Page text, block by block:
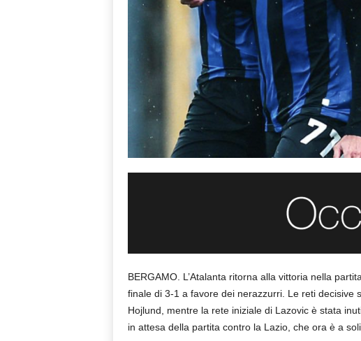
BERGAMO. L’Atalanta ritorna alla vittoria nella
finale di 3-1 a favore dei nerazzurri. Le reti decisive
Hojlund, mentre la rete iniziale di Lazovic è stata
in attesa della partita contro la Lazio, che ora è a